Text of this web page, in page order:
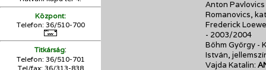
Központ:
Telefon: 36/510-700
Titkárság:
Telefon: 36/510-701
Tel/fax: 36/313-838
Anton
Romanovics,
Frederick
- 2003/2004
Böhm György -
István,
Vajda Katalin: